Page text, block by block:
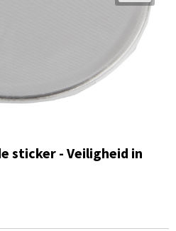
sticker - Veiligheid in